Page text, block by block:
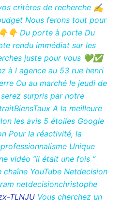
critères de recherche ✍️
Nous ferons tout pour
Du porte à porte Du
rendu immédiat sur les
juste pour vous 💚✅
à l agence au 53 rue henri
Ou au marché le jeudi de
serez surpris par notre
A la meilleure
les avis 5 étoiles Google
Pour la réactivité, la
Unique
vidéo ‘’il était une fois ‘’
YouTube Netdecision
netdecisionchristophe
TLNJUVous cherchez un